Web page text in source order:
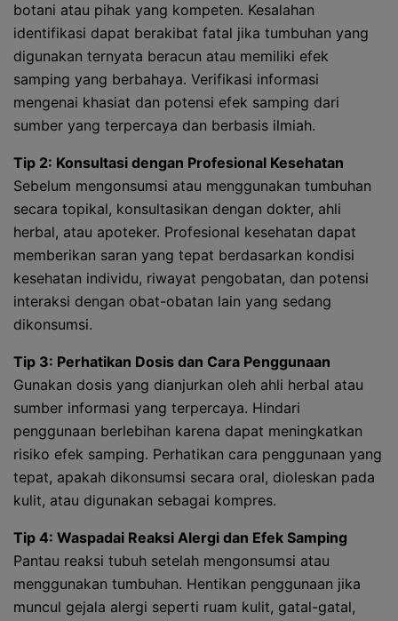
botani atau pihak yang kompeten. Kesalahan
identifikasi dapat berakibat fatal jika tumbuhan yang
digunakan ternyata beracun atau memiliki efek
samping yang berbahaya. Verifikasi informasi
mengenai khasiat dan potensi efek samping dari
sumber yang terpercaya dan berbasis ilmiah.
Tip 2: Konsultasi dengan Profesional Kesehatan
Sebelum mengonsumsi atau menggunakan tumbuhan
secara topikal, konsultasikan dengan dokter, ahli
herbal, atau apoteker. Profesional kesehatan dapat
memberikan saran yang tepat berdasarkan kondisi
kesehatan individu, riwayat pengobatan, dan potensi
interaksi dengan obat-obatan lain yang sedang
dikonsumsi.
Tip 3: Perhatikan Dosis dan Cara Penggunaan
Gunakan dosis yang dianjurkan oleh ahli herbal atau
sumber informasi yang terpercaya. Hindari
penggunaan berlebihan karena dapat meningkatkan
risiko efek samping. Perhatikan cara penggunaan yang
tepat, apakah dikonsumsi secara oral, dioleskan pada
kulit, atau digunakan sebagai kompres.
Tip 4: Waspadai Reaksi Alergi dan Efek Samping
Pantau reaksi tubuh setelah mengonsumsi atau
menggunakan tumbuhan. Hentikan penggunaan jika
muncul gejala alergi seperti ruam kulit, gatal-gatal,